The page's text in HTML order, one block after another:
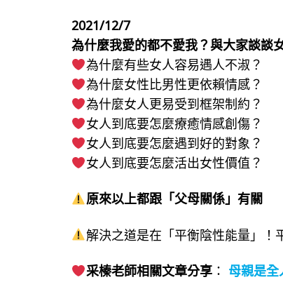
2021/12/7
為什麼我愛的都不愛我？與大家談談
為什麼有些女人容易遇人不淑？
為什麼女性比男性更依賴情感？
為什麼女人更易受到框架制約？
女人到底要怎麼療癒情感創傷？
女人到底要怎麼遇到好的對象？
女人到底要怎麼活出女性價值？
原來以上都跟「父母關係」有關
解決之道是在「平衡陰性能量」！
采榛老師相關文章分享： 母親是